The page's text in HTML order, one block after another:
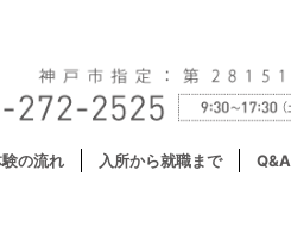
の流れ 入所から就職まで Q&A